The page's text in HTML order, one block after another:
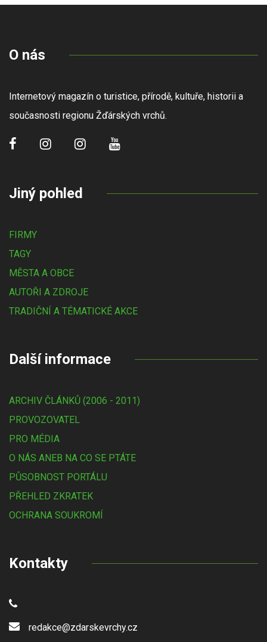
O nás
Internetový magazín o turistice, přírodě, kultuře, historii a
současnosti regionu Žďárských vrchů.
Jiný pohled
FIRMY
TAGY
MĚSTA A OBCE
AUTOŘI A ZDROJE
TRADIČNÍ A TÉMATICKÉ AKCE
Další informace
ARCHIV ČLÁNKŮ (2006 - 2011)
PROVOZOVATEL
PRO MÉDIA
O NÁS ANEB NA CO SE PTÁTE
PŮSOBNOST PORTÁLU
PŘEHLED ZKRATEK
OCHRANA SOUKROMÍ
Kontakty
redakce@zdarskevrchy.cz